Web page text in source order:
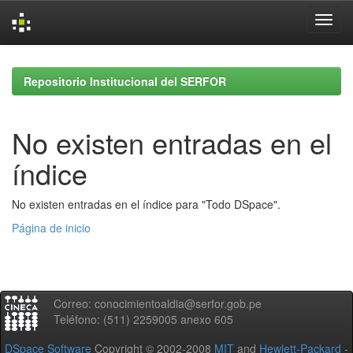
navigationRepositorio Institucional del SERFOR
No existen entradas en el
índice
No existen entradas en el índice para "Todo DSpace".
Página de inicio
Correo: conocimientoaldia@serfor.gob.pe
Teléfono: (511) 2259005 anexo 605
DSpace Software Copyright © 2002-2008 MIT and Hewlett-Packard -